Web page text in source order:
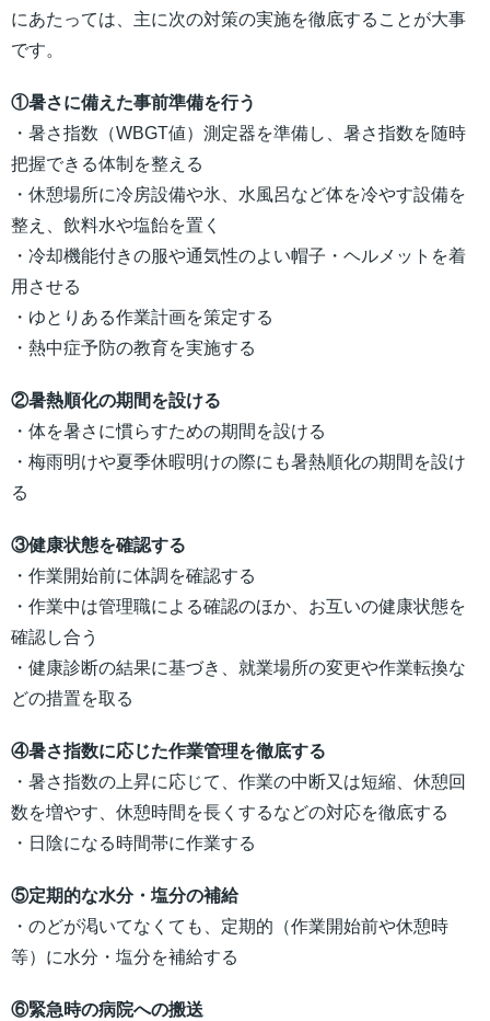
にあたっては、主に次の対策の実施を徹底することが大事
です。
①暑さに備えた事前準備を行う
・暑さ指数（WBGT値）測定器を準備し、暑さ指数を随時
把握できる体制を整える
・休憩場所に冷房設備や氷、水風呂など体を冷やす設備を
整え、飲料水や塩飴を置く
・冷却機能付きの服や通気性のよい帽子・ヘルメットを着
用させる
・ゆとりある作業計画を策定する
・熱中症予防の教育を実施する
②暑熱順化の期間を設ける
・体を暑さに慣らすための期間を設ける
・梅雨明けや夏季休暇明けの際にも暑熱順化の期間を設け
る
③健康状態を確認する
・作業開始前に体調を確認する
・作業中は管理職による確認のほか、お互いの健康状態を
確認し合う
・健康診断の結果に基づき、就業場所の変更や作業転換な
どの措置を取る
④暑さ指数に応じた作業管理を徹底する
・暑さ指数の上昇に応じて、作業の中断又は短縮、休憩回
数を増やす、休憩時間を長くするなどの対応を徹底する
・日陰になる時間帯に作業する
⑤定期的な水分・塩分の補給
・のどが渇いてなくても、定期的（作業開始前や休憩時
等）に水分・塩分を補給する
⑥緊急時の病院への搬送